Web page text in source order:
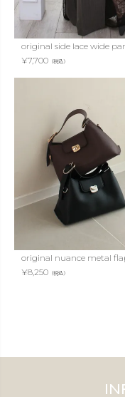
original side lace wide
¥7,700 （税込）
original nuance metal
¥8,250 （税込）